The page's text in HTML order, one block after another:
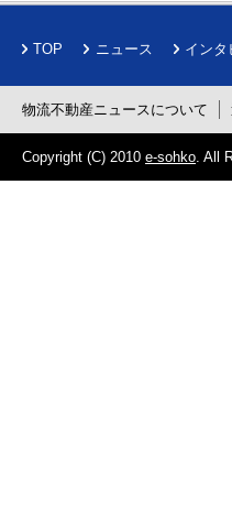
TOP ニュース インタ
物流不動産ニュースについて
Copyright (C) 2010 e-sohko . All